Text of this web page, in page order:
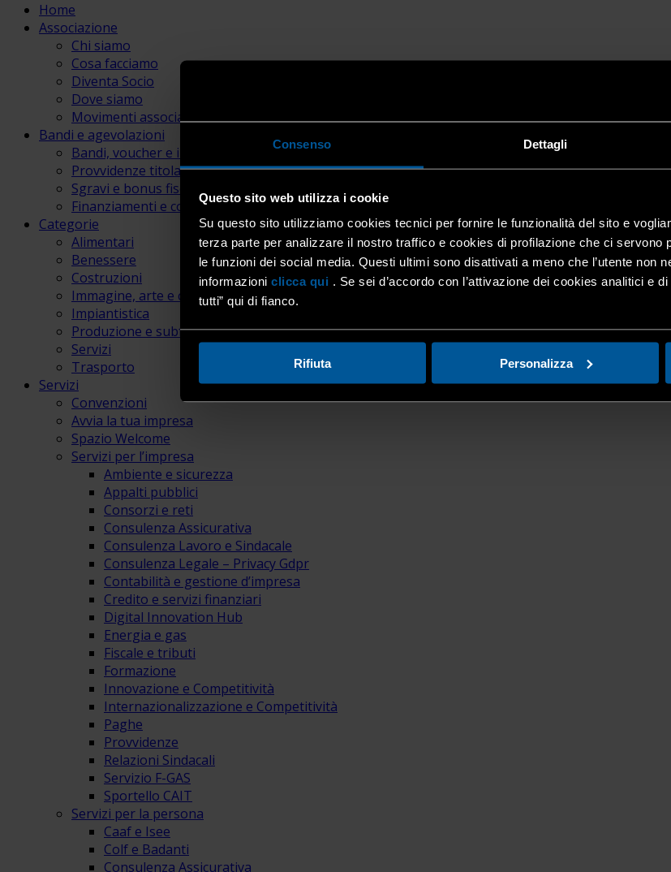
Consenso Dettagli
Questo sito web utilizza i cookie
Su questo sito utilizziamo cookies tecnici per fornire le funzionalità del sito e
terza parte per analizzare il nostro traffico e cookies di profilazione che ci servono
le funzioni dei social media. Questi ultimi sono disattivati a meno che l’utente non
informazioni clicca qui . Se sei d’accordo con l’attivazione dei cookies analitici e
tutti” qui di fianco.
Rifiuta Personalizza
Home
Associazione
Chi siamo
Cosa facciamo
Diventa Socio
Dove siamo
Movimenti associativi
Bandi e agevolazioni
Bandi, voucher e incentivi
Provvidenze titolari e lavoratori
Sgravi e bonus fiscali
Finanziamenti e contributi
Categorie
Alimentari
Benessere
Costruzioni
Immagine, arte e comunicazione
Impiantistica
Produzione e subfornitura
Servizi
Trasporto
Servizi
Convenzioni
Avvia la tua impresa
Spazio Welcome
Servizi per l’impresa
Ambiente e sicurezza
Appalti pubblici
Consorzi e reti
Consulenza Assicurativa
Consulenza Lavoro e Sindacale
Consulenza Legale – Privacy Gdpr
Contabilità e gestione d’impresa
Credito e servizi finanziari
Digital Innovation Hub
Energia e gas
Fiscale e tributi
Formazione
Innovazione e Competitività
Internazionalizzazione e Competitività
Paghe
Provvidenze
Relazioni Sindacali
Servizio F-GAS
Sportello CAIT
Servizi per la persona
Caaf e Isee
Colf e Badanti
Consulenza Assicurativa